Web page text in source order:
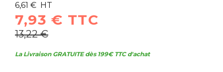
6,61 € HT
7,93 € TTC
13,22 €
La Livraison GRATUITE dès 199€ TTC d'achat